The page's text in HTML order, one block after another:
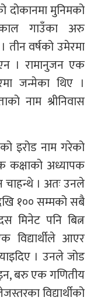
मुनिमको
गाउँका अरु
तीन वर्षको उमेरमा
। रामानुजन एक
जन्मेका थिए ।
नाम श्रीनिवास
इरोड नाम गरेको
कक्षाको अध्यापक
चाहन्थे । अतः उनले
१०० सम्मको सबै
मिनेट पनि बित्न
विद्यार्थीले आएर
। उनले जोड
बरु एक गणितीय
विद्यार्थीको